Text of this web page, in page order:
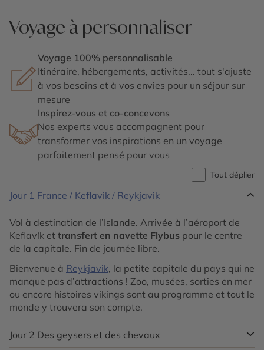
Voyage à personnaliser
Voyage 100% personnalisable
Itinéraire, hébergements, activités... tout s'ajuste
à vos besoins et à vos envies pour un séjour sur
mesure
Inspirez-vous et co-concevons
Nos experts vous accompagnent pour
transformer vos inspirations en un voyage
parfaitement pensé pour vous
Tout déplier
Jour 1 France / Keflavik / Reykjavik
Vol à destination de l’Islande. Arrivée à l’aéroport de
Keflavík et transfert en navette Flybus pour le centre
de la capitale. Fin de journée libre.
Bienvenue à Reykjavik, la petite capitale du pays qui ne
manque pas d’attractions ! Zoo, musées, sorties en mer
ou encore histoires vikings sont au programme et tout le
monde y trouvera son compte.
Jour 2 Des geysers et des chevaux